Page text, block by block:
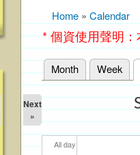
You are here
Home » Calendar
* 個資使用聲明
Primary tabs
Month Week
Next
»
All day